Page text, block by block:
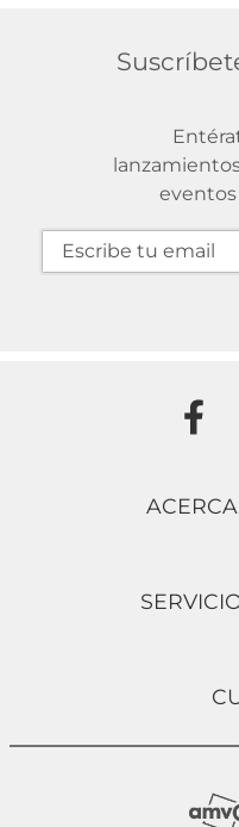
Política